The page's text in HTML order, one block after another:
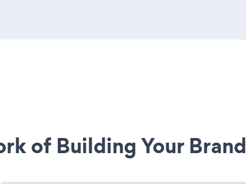
of Building Your Brand